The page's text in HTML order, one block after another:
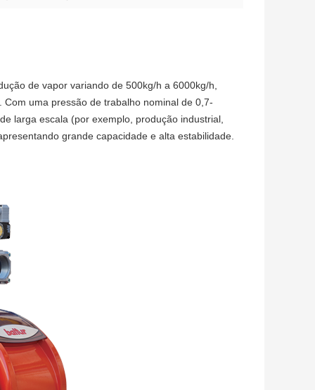
de vapor variando de 500kg/h a 6000kg/h,
uma pressão de trabalho nominal de 0,7-
larga escala (por exemplo, produção industrial,
grande capacidade e alta estabilidade.